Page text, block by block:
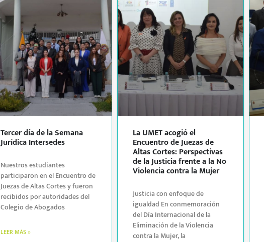
Tercer día de la Semana
Jurídica Intersedes
Nuestros estudiantes
participaron en el Encuentro de
Juezas de Altas Cortes y fueron
recibidos por autoridades del
Colegio de Abogados
LEER MÁS »
La UMET acogió el
Encuentro de Juezas de
Altas Cortes: Perspectivas
de la Justicia frente a la No
Violencia contra la Mujer
Justicia con enfoque de
igualdad En conmemoración
del Día Internacional de la
Eliminación de la Violencia
contra la Mujer, la